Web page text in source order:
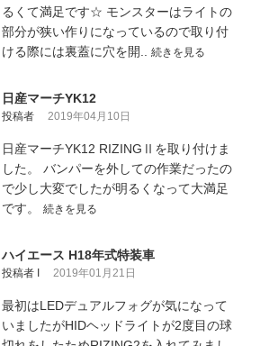
るくて満足です☆ モンスターはライトの
部分が狭い作りになっているので取り付
ける際には裏蓋に穴を開.. 続きを見る
日産マーチYK12
投稿者 2019年04月10日
日産マーチYK12 RIZINGⅡを取り付けま
した。 バンパーを外しての作業だったの
で少し大変でしたが明るくなって大満足
です。 続きを見る
ハイエース H18年式特装車
投稿者 I 2019年01月21日
最初はLEDデュアルフォグが気になって
いましたがHIDヘッドライトが2度目の球